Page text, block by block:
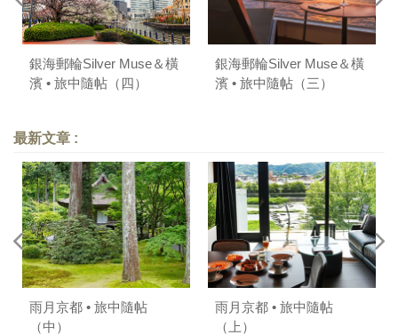
銀海郵輪Silver Muse＆橫
濱 • 旅中隨帖（四）
銀海郵輪Silver Muse＆橫
濱 • 旅中隨帖（三）
最新文章 :
雨月京都 • 旅中隨帖
（中）
雨月京都 • 旅中隨帖
（上）